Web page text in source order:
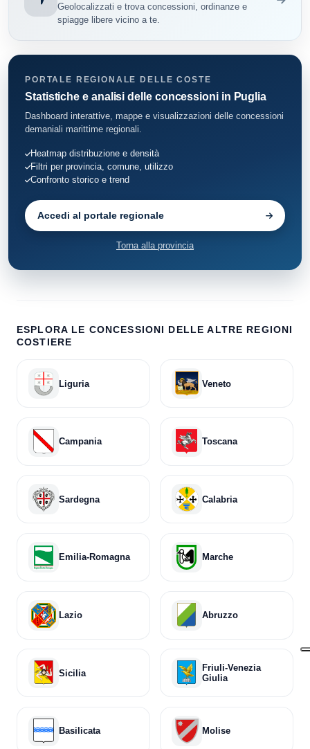
Squinzano
Trepuzzi
Tricase
Ugento 121
Castro
Porto Cesareo 108
Geolocalizzati e trova concessioni, ordinanze e
spiagge libere vicino a te.
PORTALE REGIONALE DELLE COSTE
Statistiche e analisi delle concessioni in Puglia
Dashboard interattive, mappe e visualizzazioni delle concessioni
demaniali marittime regionali.
Heatmap distribuzione e densità
Filtri per provincia, comune, utilizzo
Confronto storico e trend
Accedi al portale regionale
Torna alla provincia
ESPLORA LE CONCESSIONI DELLE ALTRE REGIONI
COSTIERE
Liguria Veneto
Campania Toscana
Sardegna Calabria
Emilia-Romagna Marche
Lazio Abruzzo
Sicilia
Friuli-Venezia
Giulia
Basilicata Molise